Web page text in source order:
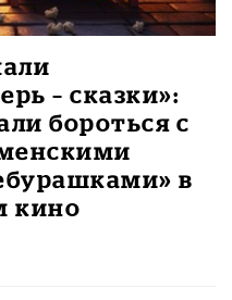
– сказки»:
бороться с
в
кино